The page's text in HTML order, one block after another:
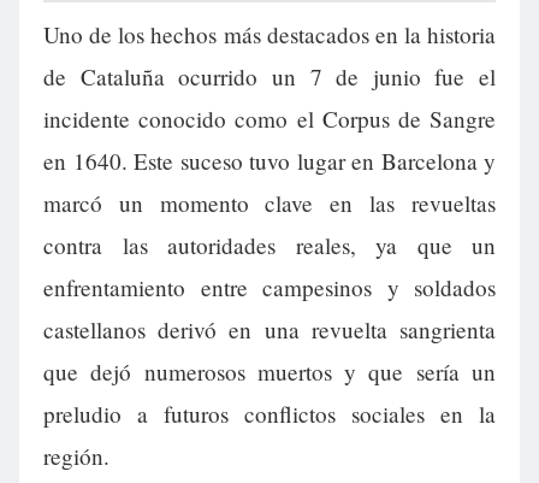
Uno de los hechos más destacados en la historia
de Cataluña ocurrido un 7 de junio fue el
incidente conocido como el Corpus de Sangre
en 1640. Este suceso tuvo lugar en Barcelona y
marcó un momento clave en las revueltas
contra las autoridades reales, ya que un
enfrentamiento entre campesinos y soldados
castellanos derivó en una revuelta sangrienta
que dejó numerosos muertos y que sería un
preludio a futuros conflictos sociales en la
región.